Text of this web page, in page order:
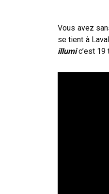
Vous avez
se tient à
illumic’est 19